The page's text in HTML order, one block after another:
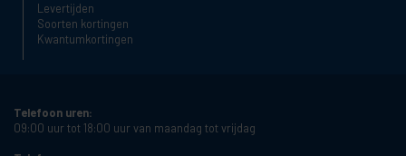
Levertijden
Soorten kortingen
Kwantumkortingen
Telefoon uren:
09:00 uur tot 18:00 uur van maandag tot vrijdag